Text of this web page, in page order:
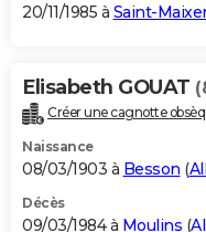
20/11/1985 à Saint-
Elisabeth GOUAT
Créer une cagnotte
Naissance
08/03/1903 à Besson (
Décès
09/03/1984 à Moulins (